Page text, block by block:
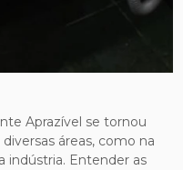
Aprazível se tornou
áreas, como na
indústria. Entender as